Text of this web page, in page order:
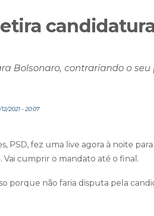
Bolsonaro, contrariando o seu
2021 - 20:07
PSD, fez uma live agora à noite
cumprir o mandato até o final.
porque não faria disputa pela